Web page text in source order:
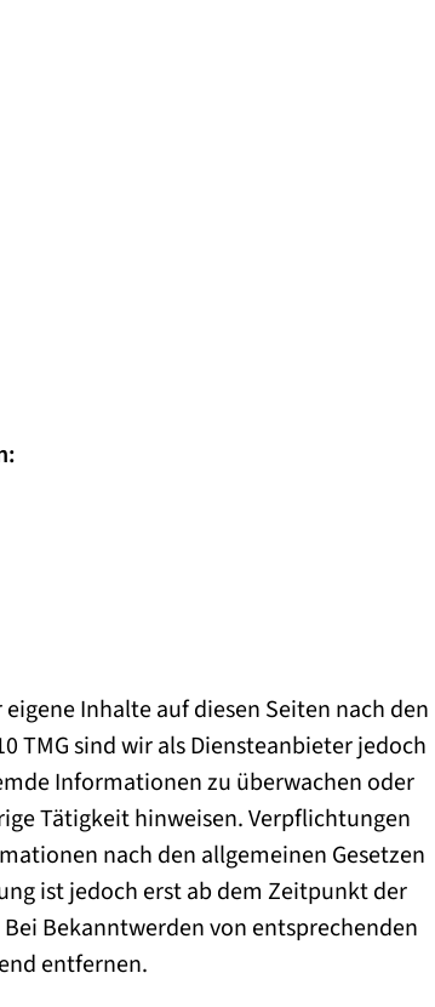
Inhalte auf diesen Seiten nach den
TMG sind wir als Diensteanbieter jedoch
Informationen zu überwachen oder
Tätigkeit hinweisen. Verpflichtungen
nach den allgemeinen Gesetzen
ist jedoch erst ab dem Zeitpunkt der
Bekanntwerden von entsprechenden
entfernen.